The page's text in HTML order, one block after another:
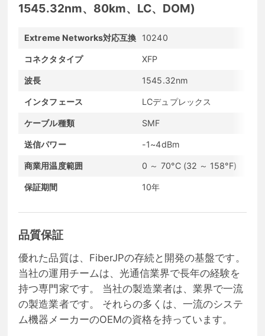
1545.32nm、80km、LC、DOM)
Extreme Networks対応互換 10240
コネクタタイプ XFP
波長 1545.32nm
インタフェース LCデュプレックス
ケーブル種類 SMF
送信パワー -1~4dBm
商業用温度範囲 0 ～ 70°C (32 ～ 158°F)
保証期間 10年
品質保証
優れた品質は、FiberJPの存続と開発の基盤です。
当社の運用チームは、光通信業界で長年の経験を
持つ専門家です。 当社の製造業者は、業界で一流
の製造業者です。 それらの多くは、一流のシステ
ム機器メーカーのOEMの資格を持っています。